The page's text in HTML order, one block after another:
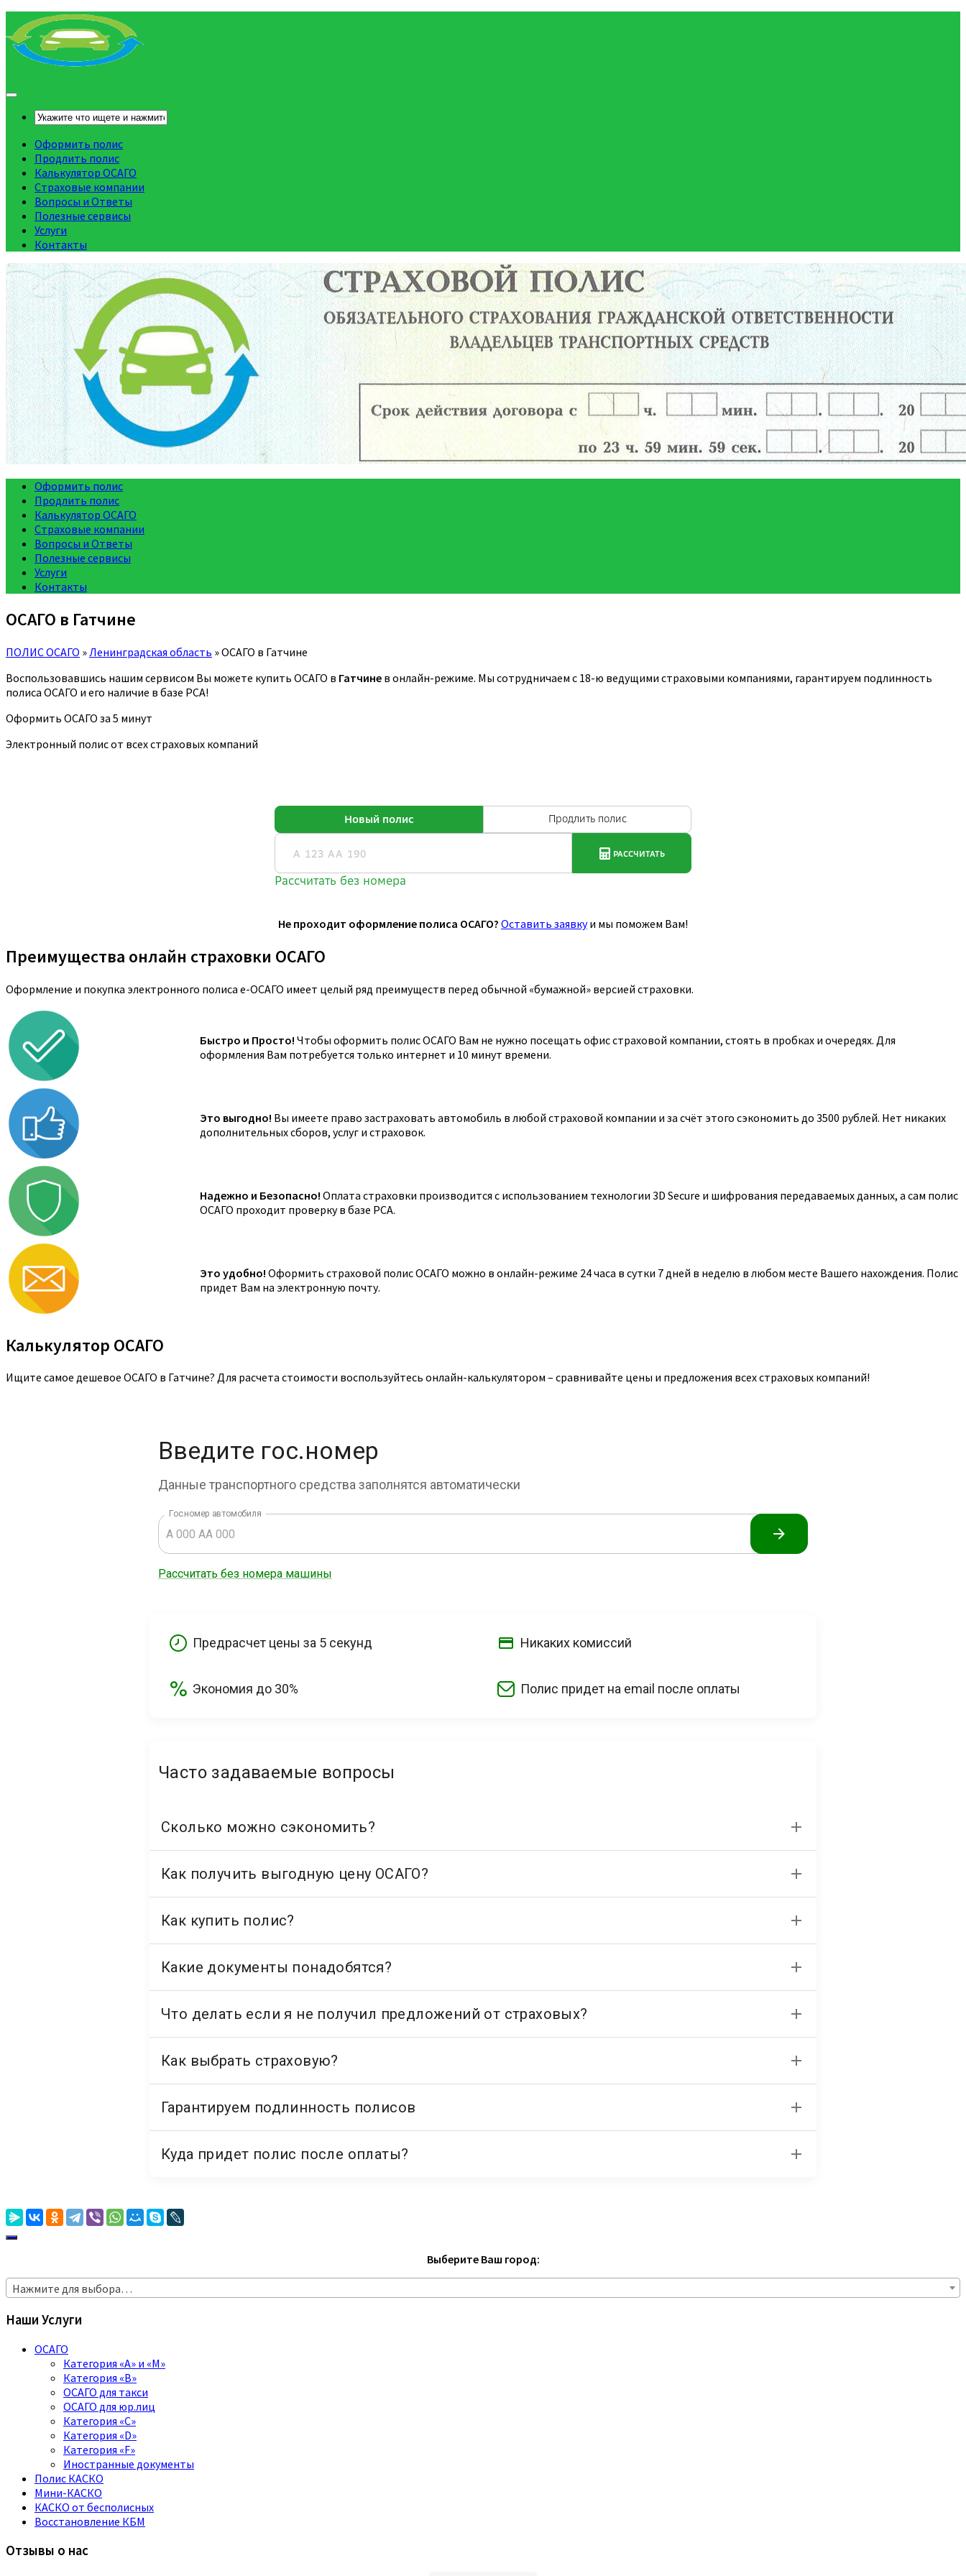
Оформить полис
Продлить полис
Калькулятор ОСАГО
Страховые компании
Вопросы и Ответы
Полезные сервисы
Услуги
Контакты
Оформить полис
Продлить полис
Калькулятор ОСАГО
Страховые компании
Вопросы и Ответы
Полезные сервисы
Услуги
Контакты
ОСАГО в Гатчине
ПОЛИС ОСАГО » Ленинградская область »ОСАГО в Гатчине
Воспользовавшись нашим сервисом Вы можете купить ОСАГО в Гатчине в онлайн-режиме. Мы сотрудничаем с 18-ю ведущими страховыми компаниями, гарантируем подлинность
полиса ОСАГО и его наличие в базе РСА!
Оформить ОСАГО за 5 минут
Электронный полис от всех страховых компаний
Не проходит оформление полиса ОСАГО? Оставить заявкуи мы поможем Вам!
Преимущества онлайн страховки ОСАГО
Оформление и покупка электронного полиса е-ОСАГО имеет целый ряд преимуществ перед обычной «бумажной» версией страховки.
Быстро и Просто! Чтобы оформить полис ОСАГО Вам не нужно посещать офис страховой компании, стоять в пробках и очередях. Для
оформления Вам потребуется только интернет и 10 минут времени.
Это выгодно! Вы имеете право застраховать автомобиль в любой страховой компании и за счёт этого сэкономить до 3500 рублей. Нет никаких
дополнительных сборов, услуг и страховок.
Надежно и Безопасно! Оплата страховки производится с использованием технологии 3D Secure и шифрования передаваемых данных, а сам полис
ОСАГО проходит проверку в базе РСА.
Это удобно! Оформить страховой полис ОСАГО можно в онлайн-режиме 24 часа в сутки 7 дней в неделю в любом месте Вашего нахождения. Полис
придет Вам на электронную почту.
Калькулятор ОСАГО
Ищите самое дешевое ОСАГО в Гатчине? Для расчета стоимости воспользуйтесь онлайн-калькулятором – сравнивайте цены и предложения всех страховых компаний!
Выберите Ваш город:
Нажмите для выбора…
Наши Услуги
ОСАГО
Категория «A» и «M»
Категория «B»
ОСАГО для такси
ОСАГО для юр.лиц
Категория «C»
Категория «D»
Категория «F»
Иностранные документы
Полис КАСКО
Мини-КАСКО
КАСКО от бесполисных
Восстановление КБМ
Отзывы о нас